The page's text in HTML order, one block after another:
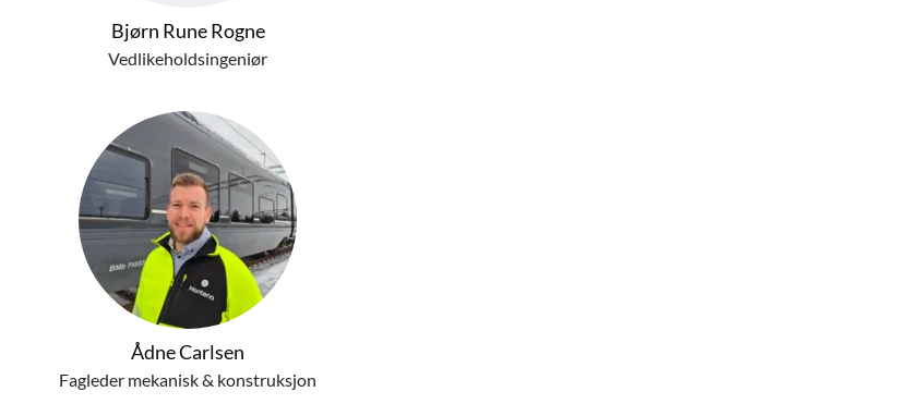
Bjørn Rune Rogne
Vedlikeholdsingeniør
Ådne Carlsen
Fagleder mekanisk & konstruksjon